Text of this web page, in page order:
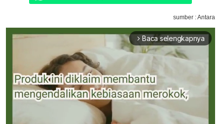
sumber : Antara
arrow_forward_ios Baca selengkapnya